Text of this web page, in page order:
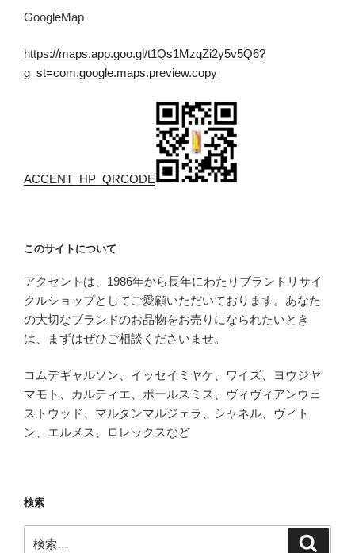
GoogleMap
https://maps.app.goo.gl/t1Qs1MzqZi2y5v5Q6?
g_st=com.google.maps.preview.copy
ACCENT_HP_QRCODE
このサイトについて
アクセントは、1986年から長年にわたりブランドリサイ
クルショップとしてご愛顧いただいております。あなた
の大切なブランドのお品物をお売りになられたいとき
は、まずはぜひご相談くださいませ。
コムデギャルソン、イッセイミヤケ、ワイズ、ヨウジヤ
マモト、カルティエ、ポールスミス、ヴィヴィアンウェ
ストウッド、マルタンマルジェラ、シャネル、ヴィト
ン、エルメス、ロレックスなど
検索